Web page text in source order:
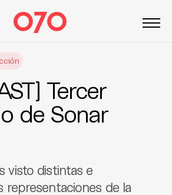
Tercer
de Sonar
visto distintas e
representaciones de la